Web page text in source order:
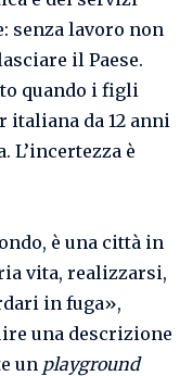
senza lavoro non
il Paese.
quando i figli
italiana da 12 anni
L’incertezza è
è una città in
vita, realizzarsi,
in fuga»,
una descrizione
un playground